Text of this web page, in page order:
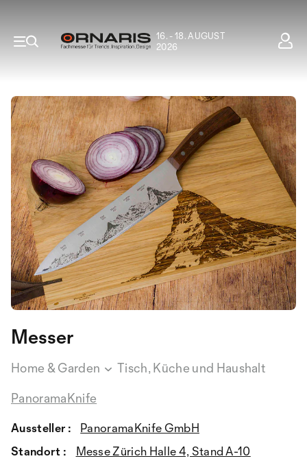
16. - 18. AUGUST
2026
Messer
Home & Garden
Tisch, Küche und Haushalt
PanoramaKnife
Aussteller :
PanoramaKnife GmbH
Standort :
Messe Zürich Halle 4, Stand A-10